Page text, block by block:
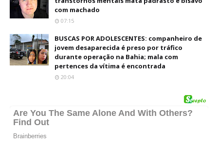
com machado
07:15
BUSCAS POR ADOLESCENTES: companheiro de
jovem desaparecida é preso por tráfico
durante operação na Bahia; mala com
pertences da vítima é encontrada
20:04